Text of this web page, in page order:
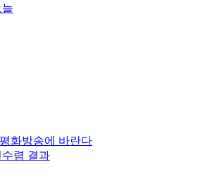
화방송에 바란다
렴 결과